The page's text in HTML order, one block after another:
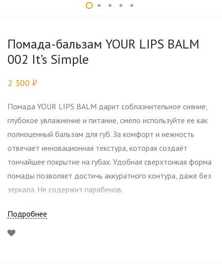
Помада-бальзам YOUR LIPS BALM
002 It’s Simple
2 300 ₽
Помада YOUR LIPS BALM дарит соблазнительное сияние,
глубокое увлажнение и питание, смело используйте ее как
полноценный бальзам для губ. За комфорт и нежность
отвечает инновационная текстура, которая создаёт
тончайшее покрытие на губах. Удобная сверхтонкая форма
помады позволяет достичь аккуратного контура, даже без
зеркала. Не содержит парабенов.
В состав бальзама входят:
• Экстракт личи — активно увлажняет губы на протяжении
Подробнее